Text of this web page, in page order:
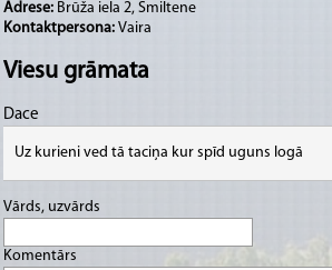
Adrese: Brūža iela 2, Smiltene
Kontaktpersona: Vaira
Viesu grāmata
Dace
Uz kurieni ved tā taciņa kur spīd uguns logā
Vārds, uzvārds
Komentārs